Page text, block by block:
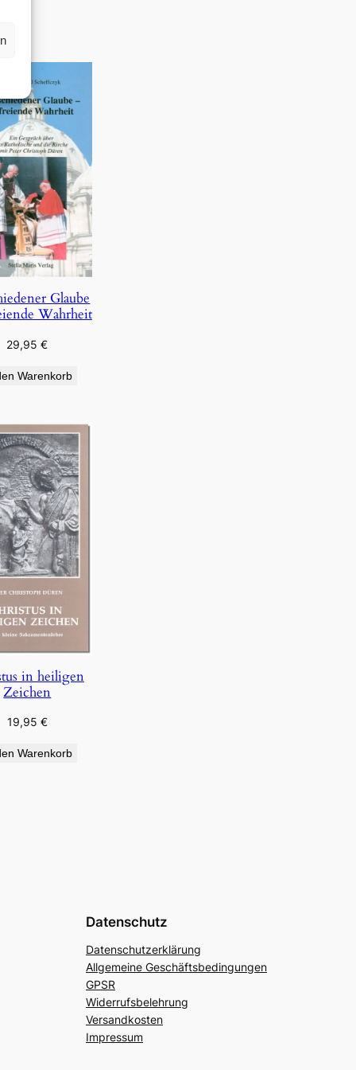
Glaube
Wahrheit
29,95€
Warenkorb
in heiligen
Zeichen
19,95 €
Warenkorb
Datenschutz
Datenschutzerklärung
Allgemeine Geschäftsbedingungen
GPSR
Widerrufsbelehrung
Versandkosten
Impressum